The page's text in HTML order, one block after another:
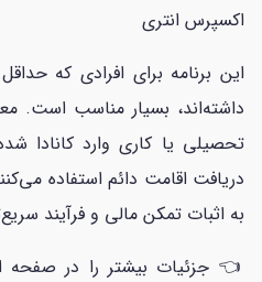
اکسپرس انتری
این برنامه برای افرادی که
داشته‌اند، بسیار مناسب است.
تحصیلی یا کاری وارد کانادا
دریافت اقامت دائم استفاده
به اثبات تمکن مالی و فرآیند
👈 جزئیات بیشتر را در